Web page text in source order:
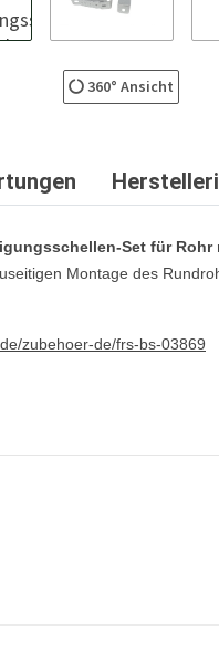
360° Ansicht
Set für
Montage des
zubehoer-de/frs-bs-03869